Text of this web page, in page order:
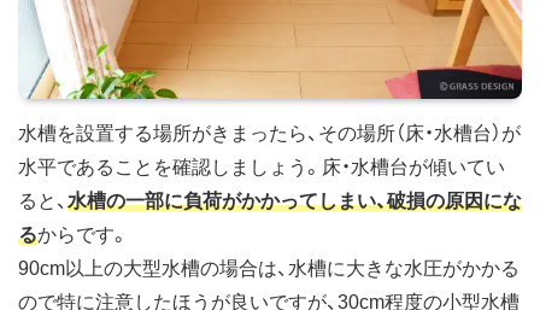
水槽を設置する場所がきまったら、その場所（床・水槽台）が
水平であることを確認しましょう。床・水槽台が傾いてい
ると、 水槽の一部に負荷がかかってしまい、破損の原因にな
るからです。
90cm以上の大型水槽の場合は、水槽に大きな水圧がかかる
ので特に注意したほうが良いですが、30cm程度の小型水槽